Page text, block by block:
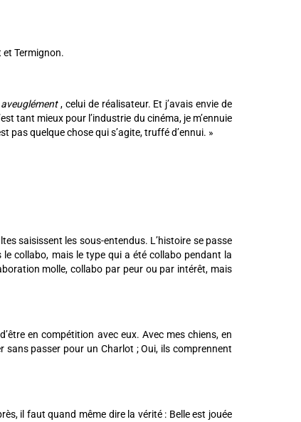
et Termignon.
, celui de réalisateur. Et j’avais envie de
tant mieux pour l’industrie du cinéma, je m’ennuie
pas quelque chose qui s’agite, truffé d’ennui. »
saisissent les sous-entendus. L’histoire se passe
collabo, mais le type qui a été collabo pendant la
molle, collabo par peur ou par intérêt, mais
en compétition avec eux. Avec mes chiens, en
sans passer pour un Charlot ; Oui, ils comprennent
il faut quand même dire la vérité : Belle est jouée